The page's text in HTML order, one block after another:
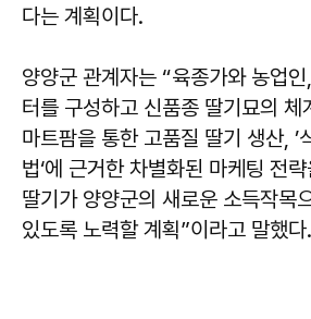
다는 계획이다.
양양군 관계자는 “육종가와 농업
터를 구성하고 신품종 딸기묘의 체
마트팜을 통한 고품질 딸기 생산, ’
법‘에 근거한 차별화된 마케팅 전
딸기가 양양군의 새로운 소득작목
있도록 노력할 계획”이라고 말했다.